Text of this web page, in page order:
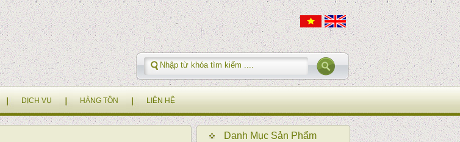
DỊCH VỤ HÀNG TỒN LIÊN HỆ
Danh Mục Sản Phẩm